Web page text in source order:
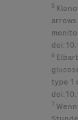
5
6
type 1
7